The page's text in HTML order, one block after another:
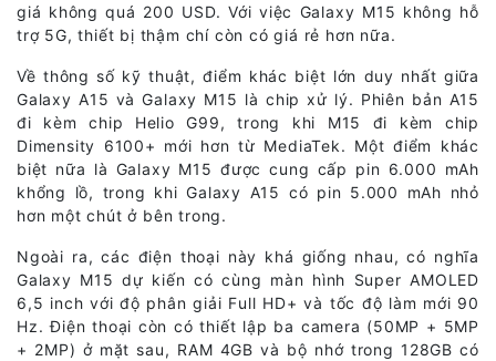
giá không quá 200 USD. Với việc Galaxy M15 không hỗ
trợ 5G, thiết bị thậm chí còn có giá rẻ hơn nữa.
Về thông số kỹ thuật, điểm khác biệt lớn duy nhất giữa
Galaxy A15 và Galaxy M15 là chip xử lý. Phiên bản A15
đi kèm chip Helio G99, trong khi M15 đi kèm chip
Dimensity 6100+ mới hơn từ MediaTek. Một điểm khác
biệt nữa là Galaxy M15 được cung cấp pin 6.000 mAh
khổng lồ, trong khi Galaxy A15 có pin 5.000 mAh nhỏ
hơn một chút ở bên trong.
Ngoài ra, các điện thoại này khá giống nhau, có nghĩa
Galaxy M15 dự kiến có cùng màn hình Super AMOLED
6,5 inch với độ phân giải Full HD+ và tốc độ làm mới 90
Hz. Điện thoại còn có thiết lập ba camera (50MP + 5MP
+ 2MP) ở mặt sau, RAM 4GB và bộ nhớ trong 128GB có